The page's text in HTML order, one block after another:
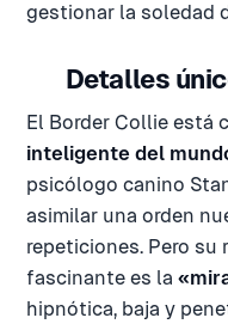
gestionar la soledad
Detalles
El Border Collie está
inteligente del
psicólogo canino
asimilar una orden
repeticiones. Pero su
fascinante es la
hipnótica, baja y